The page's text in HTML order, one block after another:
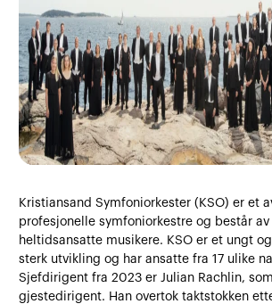
Kristiansand Symfoniorkester (KSO) er et
profesjonelle symfoniorkestre og består
heltidsansatte musikere. KSO er et ungt
sterk utvikling og har ansatte fra 17 ulike
Sjefdirigent fra 2023 er Julian Rachlin,
gjestedirigent. Han overtok taktstokken